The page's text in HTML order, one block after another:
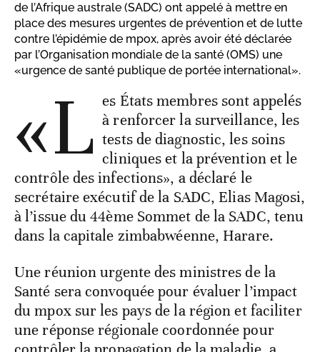
de l’Afrique australe (SADC) ont appelé à mettre en
place des mesures urgentes de prévention et de lutte
contre l’épidémie de mpox, après avoir été déclarée
par l’Organisation mondiale de la santé (OMS) une
«urgence de santé publique de portée international».
«L es États membres sont appelés
à renforcer la surveillance, les
tests de diagnostic, les soins
cliniques et la prévention et le
contrôle des infections», a déclaré le
secrétaire exécutif de la SADC, Elias Magosi,
à l’issue du 44ème Sommet de la SADC, tenu
dans la capitale zimbabwéenne, Harare.
Une réunion urgente des ministres de la
Santé sera convoquée pour évaluer l’impact
du mpox sur les pays de la région et faciliter
une réponse régionale coordonnée pour